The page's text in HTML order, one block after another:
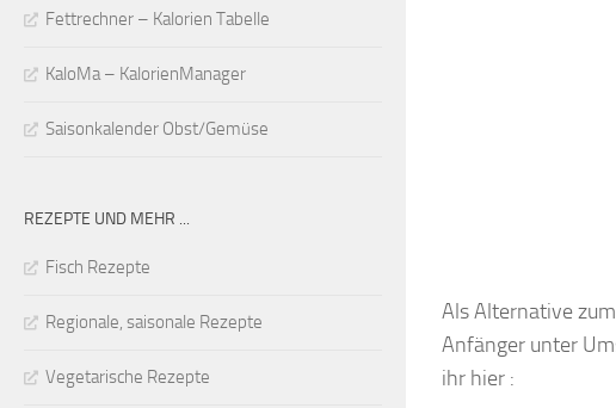
Als Alternative
Anfänger unter
ihr hier :
Fettrechner – Kalorien Tabelle
KaloMa – KalorienManager
Saisonkalender Obst/Gemüse
REZEPTE UND MEHR ...
Fisch Rezepte
Regionale, saisonale Rezepte
Vegetarische Rezepte